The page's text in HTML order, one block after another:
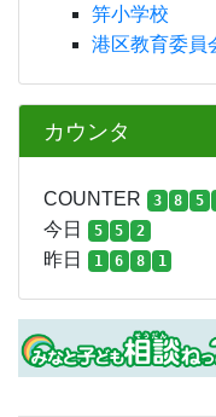
笄小学校
港区教育委員
カウンタ
COUNTER 3 8 5
今日 5 5 2
昨日 1 6 8 1